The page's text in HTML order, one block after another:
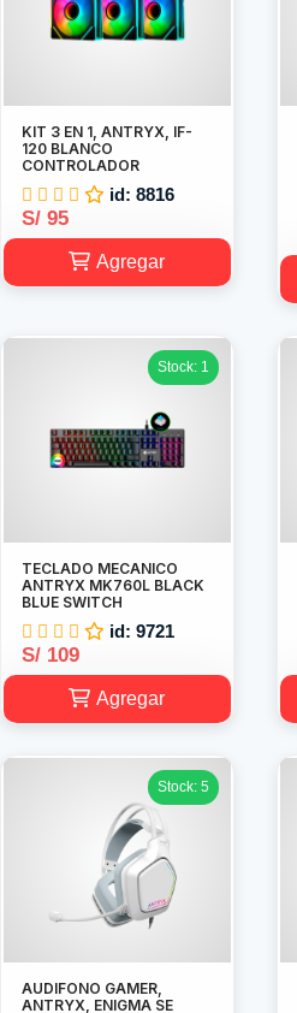
KIT 3 EN 1, ANTRYX, IF-
120 BLANCO
CONTROLADOR
id: 8816
S/ 95
Agregar
Stock: 1
TECLADO MECANICO
ANTRYX MK760L BLACK
BLUE SWITCH
id: 9721
S/ 109
Agregar
Stock: 5
AUDIFONO GAMER,
ANTRYX, ENIGMA SE